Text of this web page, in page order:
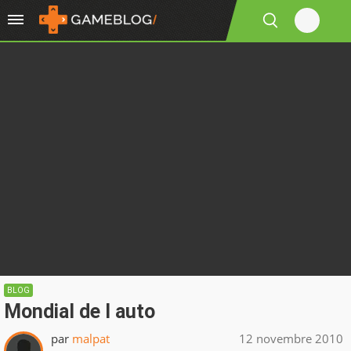
BLOG
Mondial de l auto
par malpat 12 novembre 2010